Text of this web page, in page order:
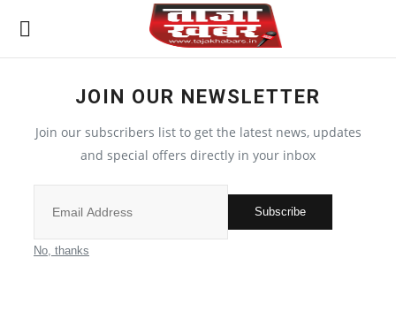
मुख्य समाचार
JOIN OUR NEWSLETTER
Join our subscribers list to get the latest news, updates
and special offers directly in your inbox
Subscribe
No, thanks